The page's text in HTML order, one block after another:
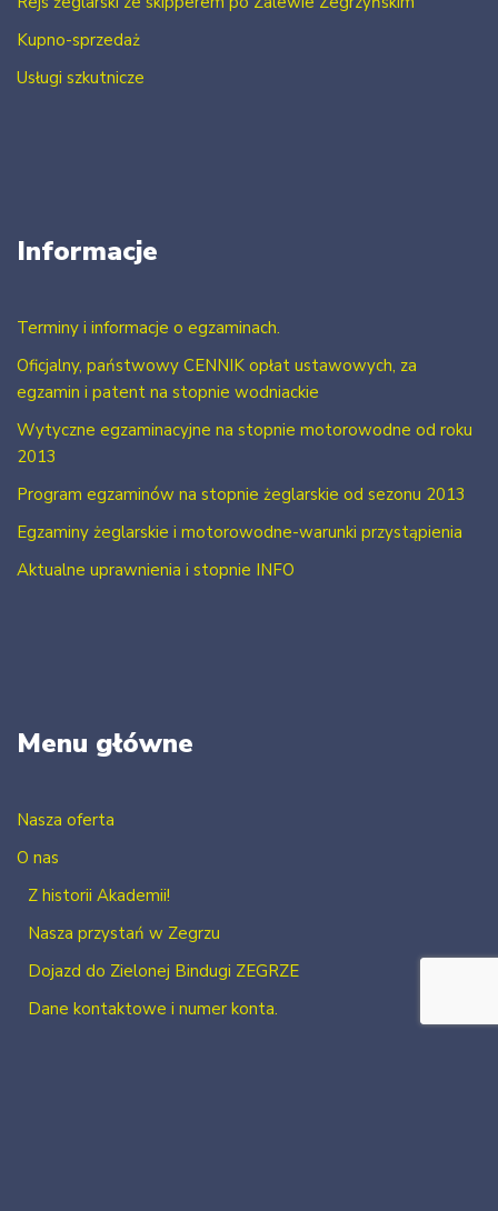
Kupno-sprzedaż
Usługi szkutnicze
Informacje
Terminy i informacje o egzaminach.
Oficjalny, państwowy CENNIK opłat ustawowych, za
egzamin i patent na stopnie wodniackie
Wytyczne egzaminacyjne na stopnie motorowodne od roku
2013
Program egzaminów na stopnie żeglarskie od sezonu 2013
Egzaminy żeglarskie i motorowodne-warunki przystąpienia
Aktualne uprawnienia i stopnie INFO
Menu główne
Nasza oferta
O nas
Z historii Akademii!
Nasza przystań w Zegrzu
Dojazd do Zielonej Bindugi ZEGRZE
Dane kontaktowe i numer konta.